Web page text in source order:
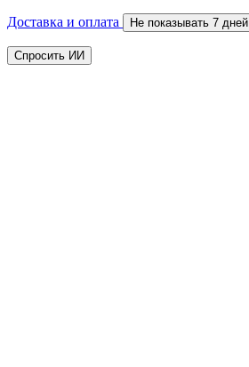
Доставка и оплата Не показывать 7 дней
Спросить ИИ